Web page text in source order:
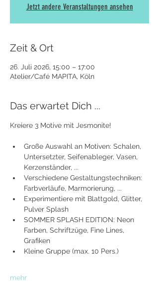
Jetzt andere Veranstaltungen ansehen
Zeit & Ort
26. Juli 2026, 15:00 – 17:00
Atelier/Café MAPITA, Köln
Das erwartet Dich ...
Kreiere 3 Motive mit Jesmonite!
Große Auswahl an Motiven: Schalen,
Untersetzter, Seifenableger, Vasen,
Kerzenständer, ...
Verschiedene Gestaltungstechniken:
Farbverläufe, Marmorierung, ...
Experimentiere mit Blattgold, Glitter,
Pulver Splash
SOMMER SPLASH EDITION: Neon
Farben, Schriftzüge, Fine Lines,
Grafiken
Kleine Gruppe (max. 10 Pers.)
mehr